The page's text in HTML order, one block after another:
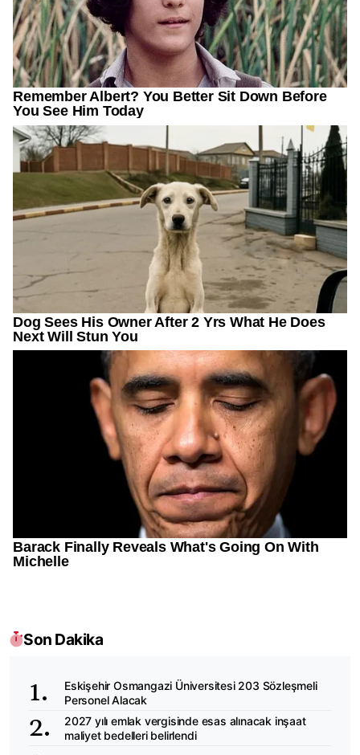
Son Dakika
Eskişehir Osmangazi Üniversitesi 203 Sözleşmeli
Personel Alacak
2027 yılı emlak vergisinde esas alınacak inşaat
maliyet bedelleri belirlendi